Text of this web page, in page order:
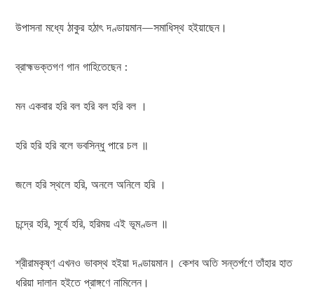
উপাসনা মধ্যে ঠাকুর হঠাৎ দণ্ডায়মান—সমাধিস্থ হইয়াছেন।
ব্রাহ্মভক্তগণ গান গাহিতেছেন :
মন একবার হরি বল হরি বল হরি বল ।
হরি হরি হরি বলে ভবসিন্ধু পারে চল ॥
জলে হরি স্থলে হরি, অনলে অনিলে হরি ।
চন্দ্রে হরি, সূর্যে হরি, হরিময় এই ভূমণ্ডল ॥
শ্রীরামকৃষ্ণ এখনও ভাবস্থ হইয়া দণ্ডায়মান। কেশব অতি সন্তর্পণে তাঁহার হাত
ধরিয়া দালান হইতে প্রাঙ্গণে নামিলেন।